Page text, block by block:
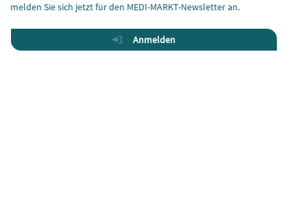
melden Sie sich jetzt für den MEDI-MARKT-Newsletter an.
Anmelden